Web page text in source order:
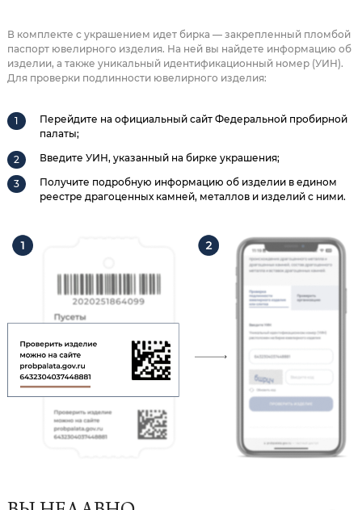
В комплекте с украшением идет бирка — закрепленный пломбой
паспорт ювелирного изделия. На ней вы найдете информацию об
изделии, а также уникальный идентификационный номер (УИН).
Для проверки подлинности ювелирного изделия:
Перейдите на официальный сайт Федеральной пробирной
палаты;
Введите УИН, указанный на бирке украшения;
Получите подробную информацию об изделии в едином
реестре драгоценных камней, металлов и изделий с ними.